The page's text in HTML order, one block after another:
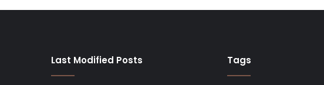
Last Modified Posts Tags